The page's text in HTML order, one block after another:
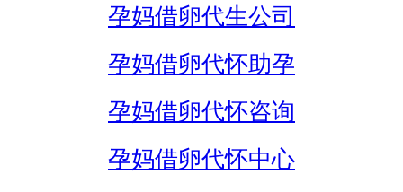
孕妈借卵代生公司
孕妈借卵代怀助孕
孕妈借卵代怀咨询
孕妈借卵代怀中心